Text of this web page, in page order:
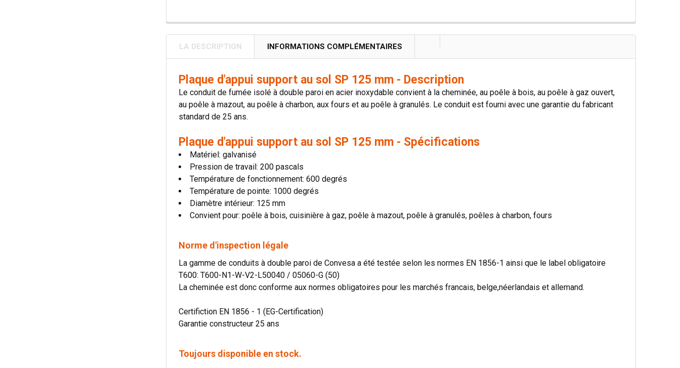
LA DESCRIPTION INFORMATIONS COMPLÉMENTAIRES
Plaque d'appui support au sol SP 125 mm - Description
Le conduit de fumée isolé à double paroi en acier inoxydable convient à la cheminée, au poêle à bois, au poêle à gaz ouvert,
au poêle à mazout, au poêle à charbon, aux fours et au poêle à granulés. Le conduit est fourni avec une garantie du fabricant
standard de 25 ans.
Plaque d'appui support au sol SP 125 mm - Spécifications
Matériel: galvanisé
Pression de travail: 200 pascals
Température de fonctionnement: 600 degrés
Température de pointe: 1000 degrés
Diamètre intérieur: 125 mm
Convient pour: poêle à bois, cuisinière à gaz, poêle à mazout, poêle à granulés, poêles à charbon, fours
Norme d'inspection légale
La gamme de conduits à double paroi de Convesa a été testée selon les normes EN 1856-1 ainsi que le label obligatoire
T600: T600-N1-W-V2-L50040 / 05060-G (50)
La cheminée est donc conforme aux normes obligatoires pour les marchés francais, belge,néerlandais et allemand.
Certifiction EN 1856 - 1 (EG-Certification)
Garantie constructeur 25 ans
Toujours disponible en stock.